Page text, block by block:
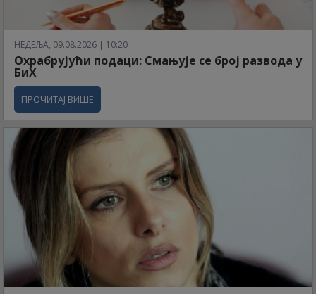
НЕДЕЉА, 09.08.2026 | 10:20
Охрабрујући подаци: Смањује се број развода у
БиХ
ПРОЧИТАЈ ВИШЕ